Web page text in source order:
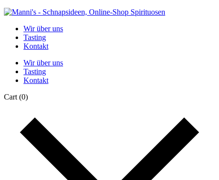
Wir über uns
Tasting
Kontakt
Wir über uns
Tasting
Kontakt
Cart (0)